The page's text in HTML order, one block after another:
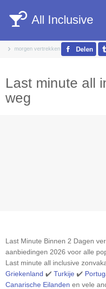
morgen vertrekken
All Inclusive
Last minute all
weg
Delen
Last Minute Binnen 2 Dagen
aanbiedingen 2026 voor alle
Last minute all inclusive
Griekenland ✔️ Turkije ✔️
Canarische Eilanden en vele